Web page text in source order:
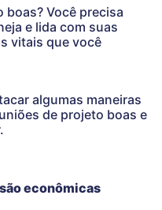
boas? Você precisa
e lida com suas
vitais que você
algumas maneiras
de projeto boas e
econômicas